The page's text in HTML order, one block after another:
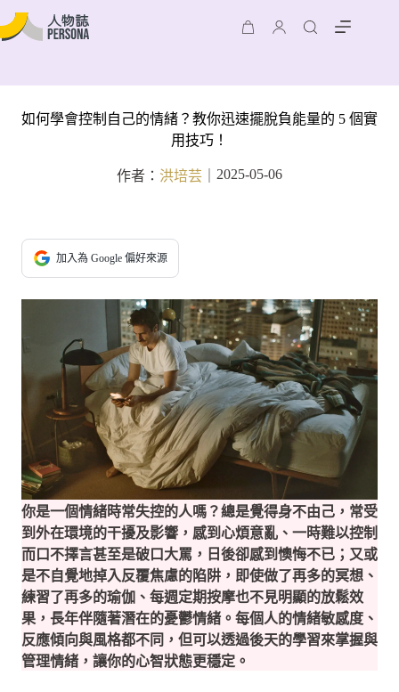
如何學會控制自己的情緒？教你迅速擺脫負能量的 5 個實
用技巧！
作者： 洪培芸 2025-05-06
加入為 Google 偏好來源
你是一個情緒時常失控的人嗎？總是覺得身不由己，常受
到外在環境的干擾及影響，感到心煩意亂、一時難以控制
而口不擇言甚至是破口大罵，日後卻感到懊悔不已；又或
是不自覺地掉入反覆焦慮的陷阱，即使做了再多的冥想、
練習了再多的瑜伽、每週定期按摩也不見明顯的放鬆效
果，長年伴隨著潛在的憂鬱情緒。每個人的情緒敏感度、
反應傾向與風格都不同，但可以透過後天的學習來掌握與
管理情緒，讓你的心智狀態更穩定。